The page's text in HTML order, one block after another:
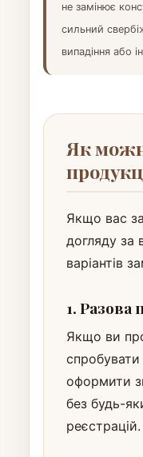
не замінює
сильний
випадіння або
Як
Якщо вас
догляду за
варіантів
1. Разова
Якщо ви
оформити
без будь-
реєстрацій.